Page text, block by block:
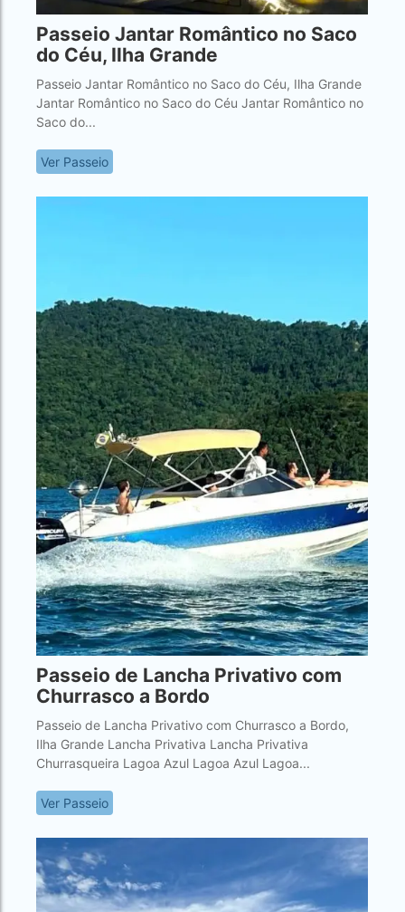
Passeio Jantar Romântico no Saco
do Céu, Ilha Grande
Passeio Jantar Romântico no Saco do Céu, Ilha Grande
Jantar Romântico no Saco do Céu Jantar Romântico no
Saco do...
Ver Passeio
Passeio de Lancha Privativo com
Churrasco a Bordo
Passeio de Lancha Privativo com Churrasco a Bordo,
Ilha Grande Lancha Privativa Lancha Privativa
Churrasqueira Lagoa Azul Lagoa Azul Lagoa...
Ver Passeio